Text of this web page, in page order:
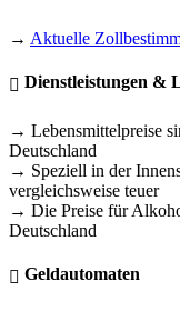
→ Aktuelle
Dienstleistungen &
→ Lebensmittelpreise
Deutschland
→ Speziell in der
vergleichsweise teuer
→ Die Preise für
Deutschland
Geldautomaten